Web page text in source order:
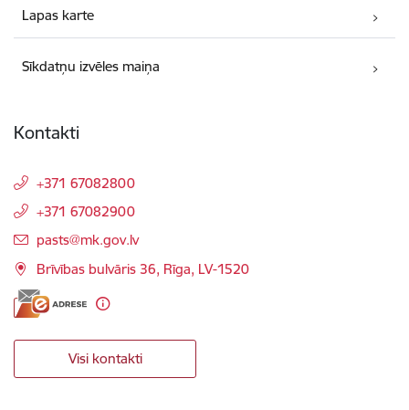
Lapas karte
Sīkdatņu izvēles maiņa
Kontakti
+371 67082800
+371 67082900
E-pasts:
pasts@mk.gov.lv
Brīvības bulvāris 36, Rīga, LV-1520
Visi kontakti